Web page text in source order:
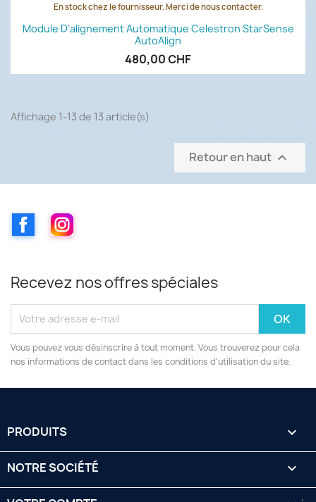
En stock chez le fournisseur. Merci de nous contacter.
Module D’alignement Automatique Celestron StarSense
AutoAlign
480,00 CHF
Affichage 1-13 de 13 article(s)
Retour en haut 
FacebookInstagram
Recevez nos offres spéciales
Vous pouvez vous désinscrire à tout moment. Vous trouverez pour cela
nos informations de contact dans les conditions d'utilisation du site.
PRODUITS 
NOTRE SOCIÉTÉ 